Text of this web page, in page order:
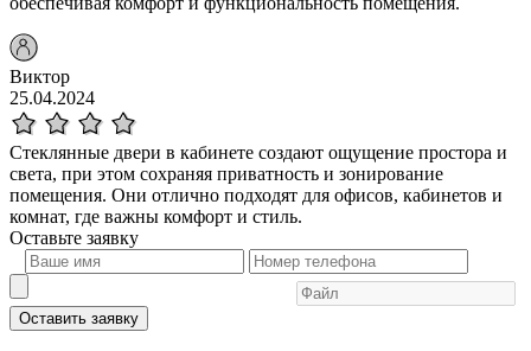
Виктор
25.04.2024
Стеклянные двери в кабинете создают ощущение простора и
света, при этом сохраняя приватность и зонирование
помещения. Они отлично подходят для офисов, кабинетов и
комнат, где важны комфорт и стиль.
Оставьте заявку
Оставить заявку